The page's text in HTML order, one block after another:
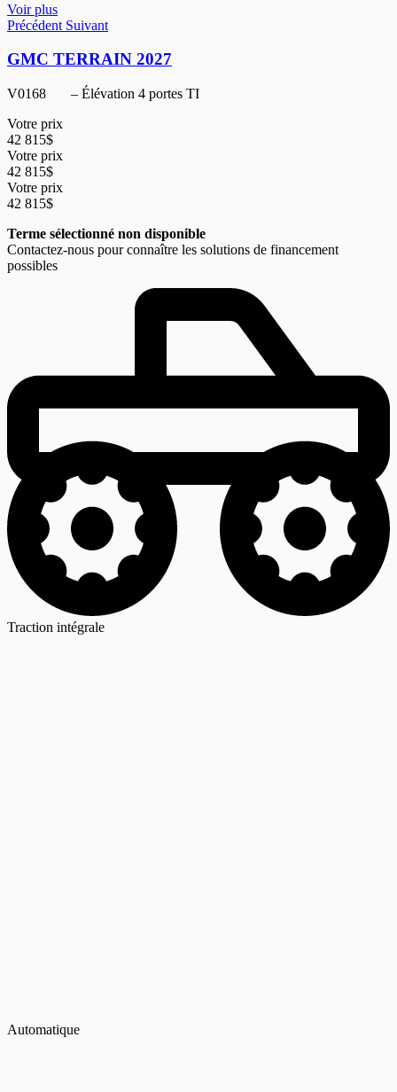
Voir plus
Précédent Suivant
GMC TERRAIN 2027
V0168
– Élévation 4 portes TI
Votre prix
42 815$
Votre prix
42 815$
Votre prix
42 815$
Terme sélectionné non disponible
Contactez-nous pour connaître les solutions de financement
possibles
Traction intégrale
Automatique